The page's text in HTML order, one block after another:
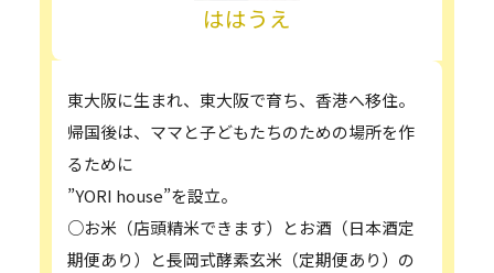
ははうえ
東大阪に生まれ、東大阪で育ち、香港へ移住。
帰国後は、ママと子どもたちのための場所を作
るために
”YORI house”を設立。
○お米（店頭精米できます）とお酒（日本酒定
期便あり）と長岡式酵素玄米（定期便あり）の